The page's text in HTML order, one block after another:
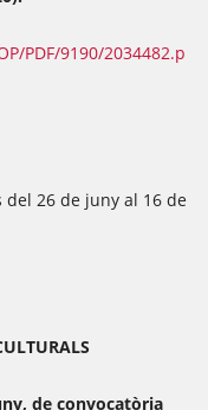
PDF/9190/2034482.p
26 de juny al 16 de
de convocatòria